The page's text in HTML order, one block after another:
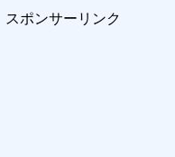
スポンサーリンク